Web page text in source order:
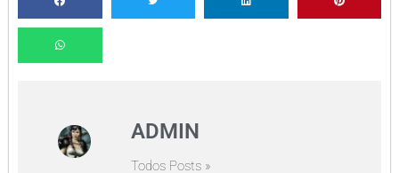
ADMIN
Todos Posts »